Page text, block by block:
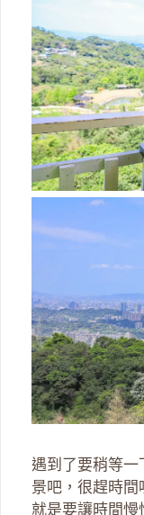
遇到了要稍等一
景吧，很趕時
就是要讓時間